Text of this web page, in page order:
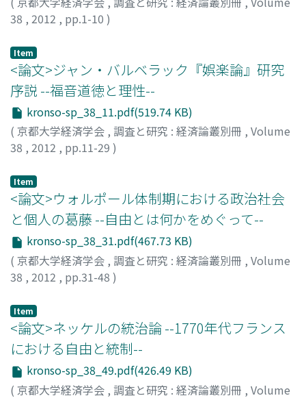
38 , 2012 , pp.1-10 )
Item
<論文>ジャン・バルベラック『娯楽論』研究
序説 --福音道徳と理性--
kronso-sp_38_11.pdf(519.74 KB)
( 京都大学経済学会 , 調査と研究 : 経済論叢別冊 , Volume
38 , 2012 , pp.11-29 )
Item
<論文>ウォルポール体制期における政治社会
と個人の葛藤 --自由とは何かをめぐって--
kronso-sp_38_31.pdf(467.73 KB)
( 京都大学経済学会 , 調査と研究 : 経済論叢別冊 , Volume
38 , 2012 , pp.31-48 )
Item
<論文>ネッケルの統治論 --1770年代フランス
における自由と統制--
kronso-sp_38_49.pdf(426.49 KB)
( 京都大学経済学会 , 調査と研究 : 経済論叢別冊 , Volume